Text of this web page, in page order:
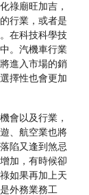
祿廟旺加吉，
行業，或者是
在科技科學技
。汽機車行業
進入市場的銷
擇性也會更加
會以及行業，
、航空業也將
陷又逢到煞忌
加，有時候卻
如果再加上天
外務業務工